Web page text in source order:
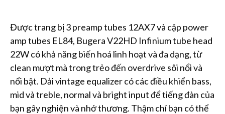
Được trang bị 3 preamp tubes 12AX7 và cặp power
amp tubes EL84, Bugera V22HD Infinium tube head
22W có khả năng biến hoá linh hoạt và đa dạng, từ
clean mượt mà trong trẻo đến overdrive sôi nổi và
nổi bật. Dải vintage equalizer có các điều khiển bass,
mid và treble, normal và bright input để tiếng đàn của
bạn gây nghiện và nhớ thương. Thậm chí bạn có thể